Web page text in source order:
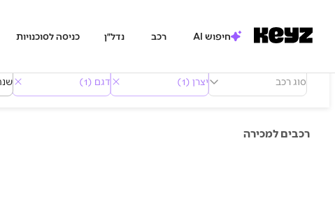
חיפוש AI רכב נדל״ן כניסה לסוכנויות
סוג רכב יצרן (1) דגם (1)
רכבים למכירה